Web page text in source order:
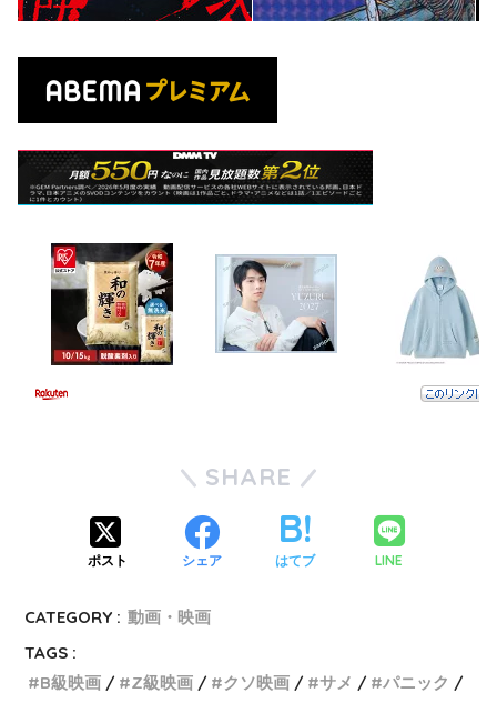
SHARE
ポスト シェア はてブ LINE
CATEGORY : 動画・映画
TAGS :
B級映画
Z級映画 クソ映画 サメ
パニック